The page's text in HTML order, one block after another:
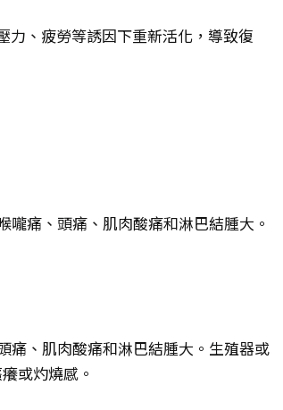
力、疲勞等誘因下重新活化，導致復
嚨痛、頭痛、肌肉酸痛和淋巴結腫大。
痛、肌肉酸痛和淋巴結腫大。生殖器或
或灼燒感。